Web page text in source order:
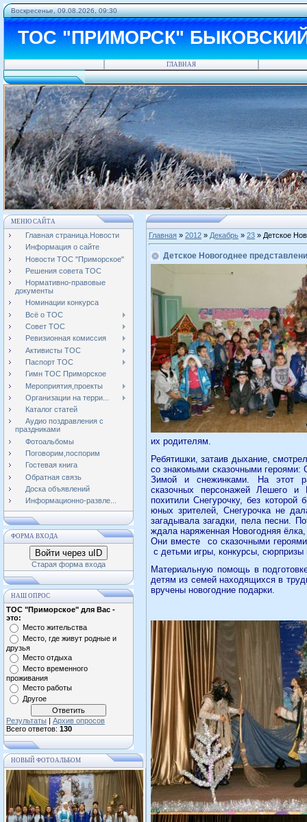
Воскресенье, 09.08.2026, 09:30
ТОС "ПРИМОРСК"
ГЛАВНАЯ
МЕНЮ САЙТА
Главная страница.Новости
Информация о сайте
Новости ТОС "Приморское"
Решения совета ТОС
Нормативно-правовые
документы
Номинации конкурса
Всё о ТОС
Совет ТОС
Ревизионная комиссия
Активисты ТОС
Паспорт ТОС
Гимн ТОС Приморское
Мероприятия,проекты
Организации на терри...
Каталог статей
Аудио поздравления с
праздниками
Фотоальбомы
Поговорим,поспорим
Гостевая книга
Обратная связь
Доска объявлений
Информационно-развле...
ФОРМА ВХОДА
Войти через uID
Старая форма входа
НАШ ОПРОС
ТОС "Приморское" для Вас -
это:
Место жительства
Место, где живут родные и
друзья
Место отдыха
Место временного
проживания
Место работы
Другое
Результаты | Архив опросов
Всего ответов: 130
НОВЫЙ ФОТОАЛЬБОМ
Главная » 2012 » Декабрь » 23 » Детское
Детское Новогоднее
их родителям.
Ребятишки, затаив дыхание,
со знакомыми сказочными
Зимой и снежинками. На этот
сказочных персонажей Лешего и
похитили Снегурочку, без
юных зрителей, Снегурочка не
загадывала загадки, пела песни.
ждала наряженная Новогодняя
Они вместе
со сказочными
с детьми игры, конкурсы, сюрпризы
Материальную помощь в
детям из семей находящихся в
вручены новогодние подарки.